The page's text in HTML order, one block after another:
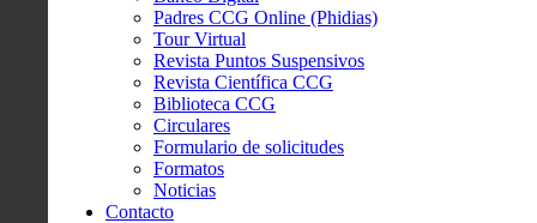
Padres CCG Online (Phidias)
Tour Virtual
Revista Puntos Suspensivos
Revista Científica CCG
Biblioteca CCG
Circulares
Formulario de solicitudes
Formatos
Noticias
Contacto